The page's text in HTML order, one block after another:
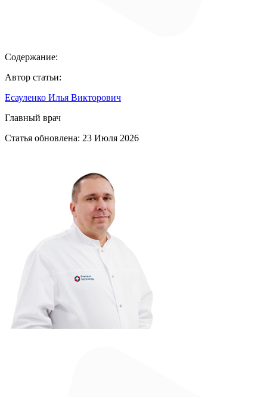
Содержание:
Автор статьи:
Есауленко Илья Викторович
Главный врач
Статья обновлена: 23 Июля 2026